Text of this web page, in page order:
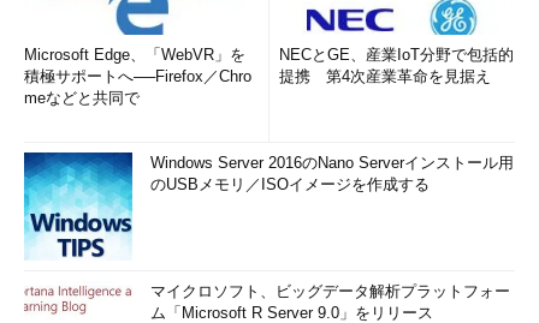
Microsoft Edge、「WebVR」を
積極サポートへ──Firefox／Chro
meなどと共同で
NECとGE、産業IoT分野で包括的
提携 第4次産業革命を見据え
Windows Server 2016のNano Serverインストール用
のUSBメモリ／ISOイメージを作成する
マイクロソフト、ビッグデータ解析プラットフォー
ム「Microsoft R Server 9.0」をリリース